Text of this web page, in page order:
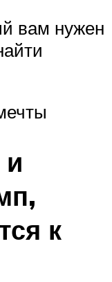
вам нужен
к